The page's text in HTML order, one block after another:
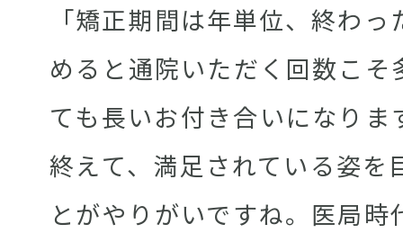
「矯正期間は年単位、終わ
めると通院いただく回数こそ
ても長いお付き合いになりま
終えて、満足されている姿を
とがやりがいですね。医局